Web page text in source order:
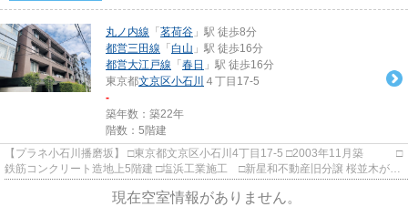
丸ノ内線 「 茗荷谷 」駅 徒歩8分
都営三田線 「 白山 」駅 徒歩16分
都営大江戸線 「 春日 」駅 徒歩16分
東京都文京区小石川 ４丁目17-5
-
築年数：築22年
階数：5階建
【プラネ小石川播磨坂】 □東京都文京区小石川4丁目17-5 □2003年11月築 □
鉄筋コンクリート造地上5階建 □塩浜工業施工 □新星和不動産旧分譲 桜並木がと
現在空室情報がありません。